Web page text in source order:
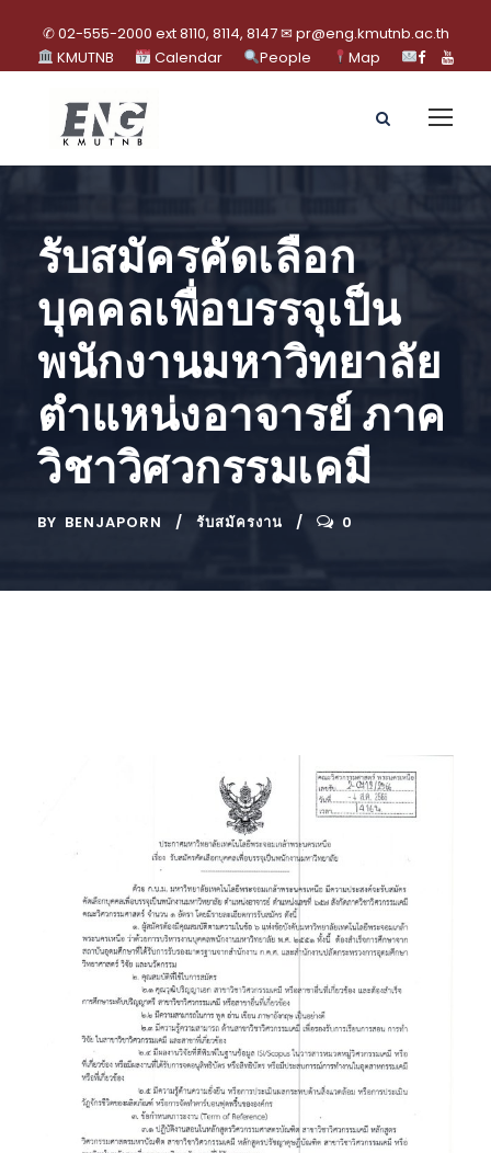
✆ 02-555-2000 ext 8110, 8114, 8147 ✉ pr@eng.kmutnb.ac.th
KMUTNB
Calendar People Map
รับสมัครคัดเลือก
บุคคลเพื่อบรรจุเป็น
พนักงานมหาวิทยาลัย
ตำแหน่งอาจารย์ ภาค
วิชาวิศวกรรมเคมี
BY BENJAPORN รับสมัครงาน 0